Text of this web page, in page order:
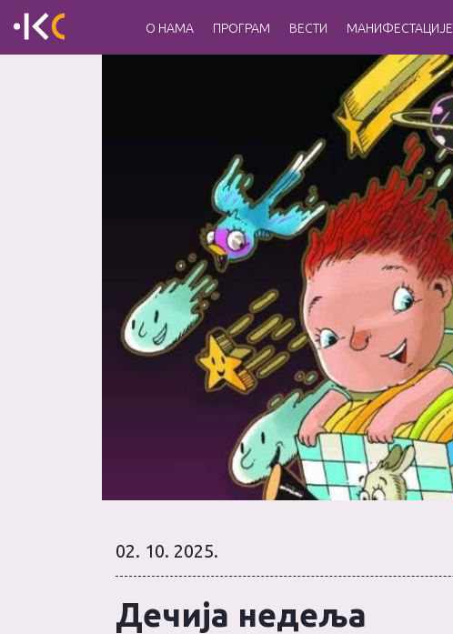
О НАМА ПРОГРАМ ВЕСТИ МАНИФЕСТАЦИЈЕ
02. 10. 2025.
Дечија недеља